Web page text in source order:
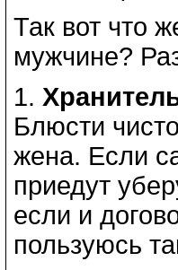
Так вот что
мужчине?
1.
Блюсти
жена. Если
приедут
если и
пользуюсь